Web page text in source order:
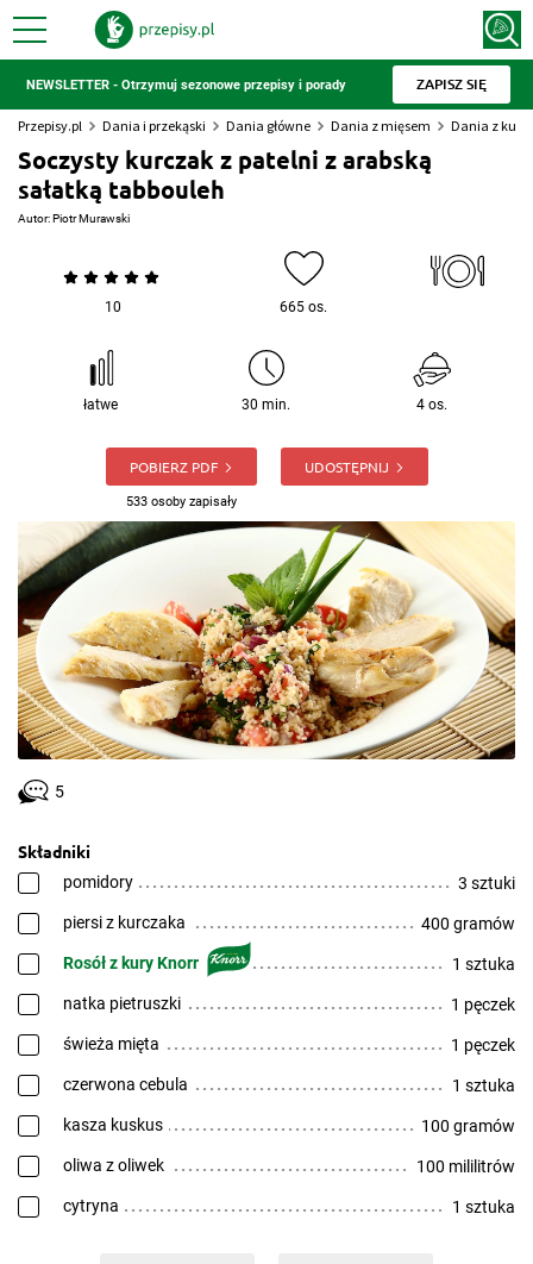
NEWSLETTER - Otrzymuj sezonowe przepisy i porady ZAPISZ SIĘ
Przepisy.pl Dania i przekąski Dania główne Dania z mięsem Dania z
Soczysty kurczak z patelni z arabską
sałatką tabbouleh
Autor:Piotr Murawski
10 665 os.
łatwe 30 min. 4 os.
POBIERZ PDF
533 osoby zapisały
UDOSTĘPNIJ
5
Składniki
pomidory 3 sztuki
piersi z kurczaka 400 gramów
Rosół z kury Knorr 1 sztuka
natka pietruszki 1 pęczek
świeża mięta 1 pęczek
czerwona cebula 1 sztuka
kasza kuskus 100 gramów
oliwa z oliwek 100 mililitrów
cytryna 1 sztuka